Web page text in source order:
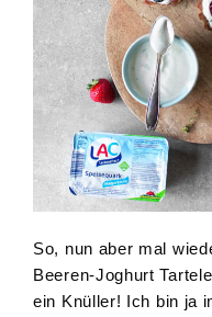
So, nun aber mal
Beeren-Joghurt
ein Knüller! Ich bin ja